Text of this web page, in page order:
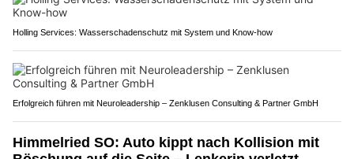
Holling Services: Wasserschadenschutz mit System und Know-how
Erfolgreich führen mit Neuroleadership – Zenklusen Consulting & Partner GmbH
Himmelried SO: Auto kippt nach Kollision mit